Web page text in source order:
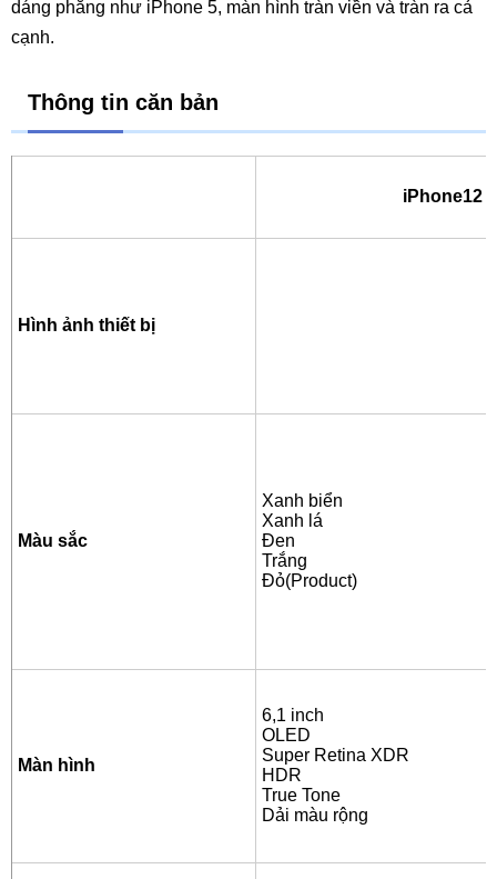
dáng phẳng như iPhone 5, màn hình tràn viền và tràn ra cả
cạnh.
Thông tin căn bản
iPhone12
Hình ảnh thiết bị
Màu sắc
Xanh biển
Xanh lá
Đen
Trắng
Đỏ(Product)
Màn hình
6,1 inch
OLED
Super Retina XDR
HDR
True Tone
Dải màu rộng